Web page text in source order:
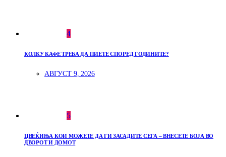
4
КОЛКУ КАФЕ ТРЕБА ДА ПИЕТЕ СПОРЕД ГОДИНИТЕ?
АВГУСТ 9, 2026
5
ЦВЕЌИЊА КОИ МОЖЕТЕ ДА ГИ ЗАСАДИТЕ СЕГА – ВНЕСЕТЕ БОЈА ВО
ДВОРОТ И ДОМОТ